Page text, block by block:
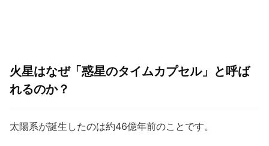
火星はなぜ「惑星のタイムカプセル」と呼ば
れるのか？
太陽系が誕生したのは約46億年前のことです。